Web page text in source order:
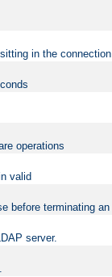
in the
operations
valid
before terminating
server.